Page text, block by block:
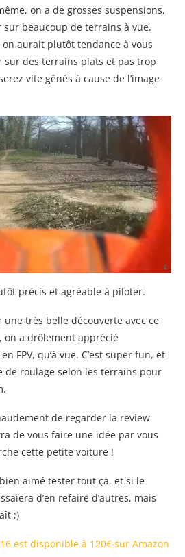
on a de grosses suspensions,
beaucoup de terrains à vue.
on aurait plutôt tendance à vous
sur des terrains plats et pas trop
vite gênés à cause de l’image
précis et agréable à piloter.
une très belle découverte avec ce
on a drôlement apprécié
FPV, qu’à vue. C’est super fun, et
de roulage selon les terrains pour
de regarder la review
de vous faire une idée par vous
cette petite voiture !
aimé tester tout ça, et si le
d’en refaire d’autres, mais
;)
est disponible à 120€ sur Amazon